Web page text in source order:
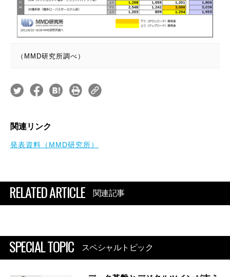
（MMD研究所調べ）
関連リンク
発表資料（MMD研究所）
RELATED ARTICLE 関連記事
SPECIAL TOPIC スペシャルトピック